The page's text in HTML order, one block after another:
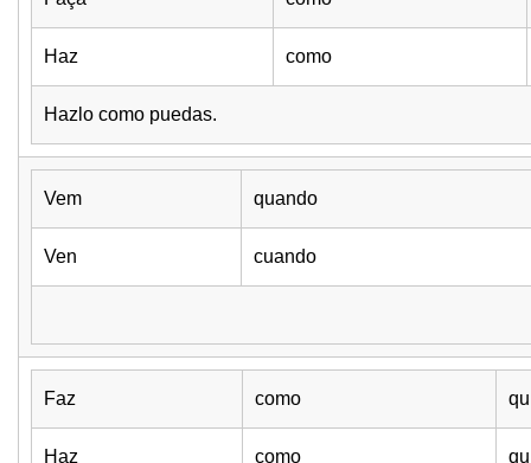
Haz como
Hazlo como puedas.
Vem quando
Ven cuando
Faz como
Haz como